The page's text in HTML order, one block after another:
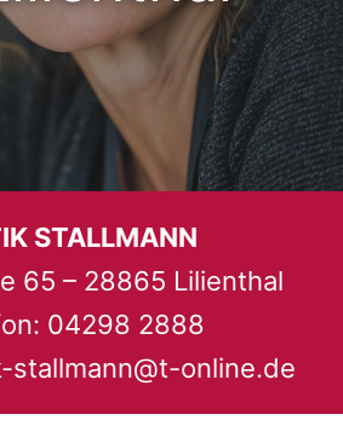
STALLMANN
65 – 28865 Lilienthal
04298 2888
stallmann@t-online.de